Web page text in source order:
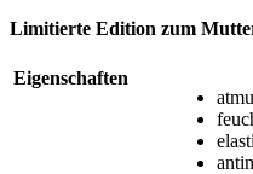
Limitierte Edition zum
Eigenschaften